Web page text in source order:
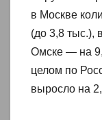
в Москве
(до 3,8 тыс.),
Омске — на
целом по
выросло на